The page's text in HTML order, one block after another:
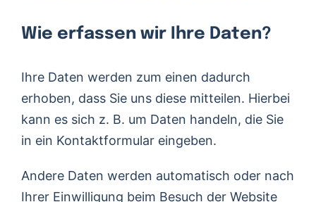
Wie erfassen wir Ihre Daten?
Ihre Daten werden zum einen dadurch
erhoben, dass Sie uns diese mitteilen. Hierbei
kann es sich z. B. um Daten handeln, die Sie
in ein Kontaktformular eingeben.
Andere Daten werden automatisch oder nach
Ihrer Einwilligung beim Besuch der Website